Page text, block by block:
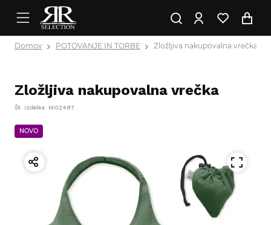
Domov POTOVANJE IN TORBE Zložljiva nakupovalna vrečka
Zložljiva nakupovalna vrečka
Št. izdelka: MO2487
NOVO